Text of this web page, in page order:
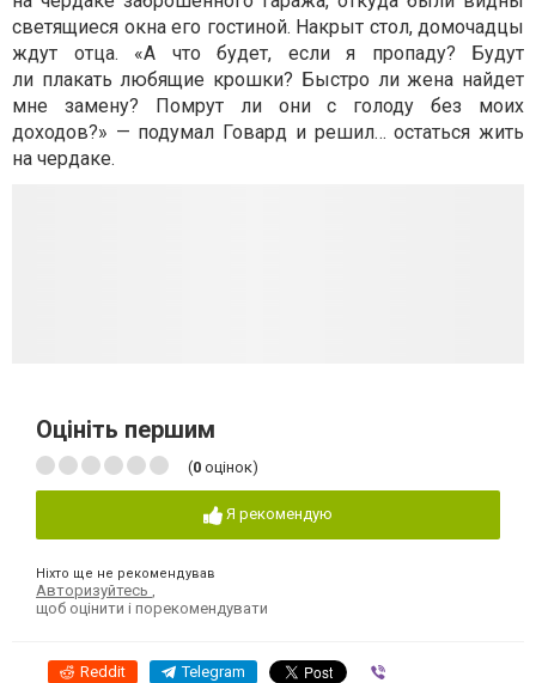
светящиеся окна его гостиной. Накрыт стол, домочадцы
ждут отца. «А что будет, если я пропаду? Будут
ли плакать любящие крошки? Быстро ли жена найдет
мне замену? Помрут ли они с голоду без моих
доходов?» — подумал Говард и решил… остаться жить
на чердаке.
Оцініть першим
(0 оцінок)
Я рекомендую
Ніхто ще не рекомендував
Авторизуйтесь
щоб оцінити і порекомендувати
Reddit Telegram